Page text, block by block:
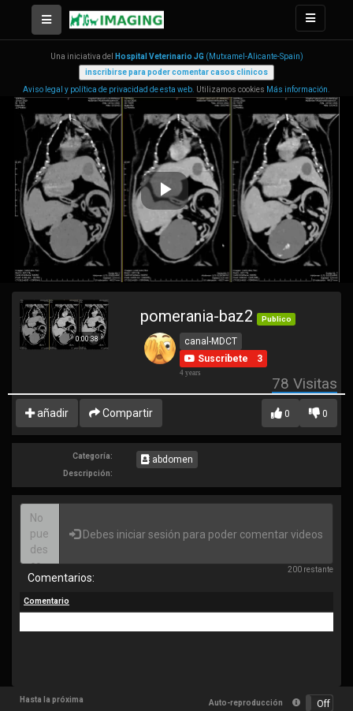
Una iniciativa del Hospital Veterinario JG (Mutxamel-Alicante-Spain)
Aviso legal y política de privacidad de esta web. Utilizamos cookies Más información.
Play
Video
0:00:38
pomerania-baz2 Publico
canal-MDCT
Suscribete
3
4 years
78 Visitas
añadir Compartir 0
0
Categoría: abdomen
Descripción:
Debes iniciar sesión para poder comentar videos
200 restante
Comentarios:
Comentario
Hasta la próxima Auto-reproducción On Off